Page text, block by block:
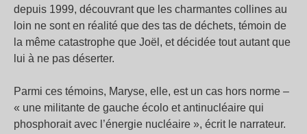
depuis 1999, découvrant que les charmantes collines au
loin ne sont en réalité que des tas de déchets, témoin de
la même catastrophe que Joël, et décidée tout autant que
lui à ne pas déserter.
Parmi ces témoins, Maryse, elle, est un cas hors norme –
« une militante de gauche écolo et antinucléaire qui
phosphorait avec l’énergie nucléaire », écrit le narrateur.